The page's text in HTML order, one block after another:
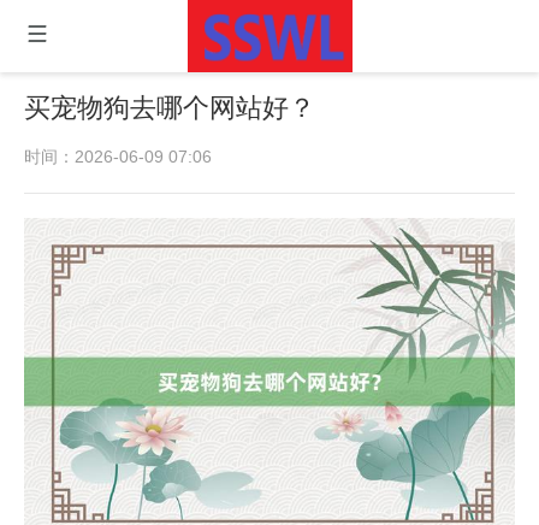
买宠物狗去哪个网站好？
时间：2026-06-09 07:06